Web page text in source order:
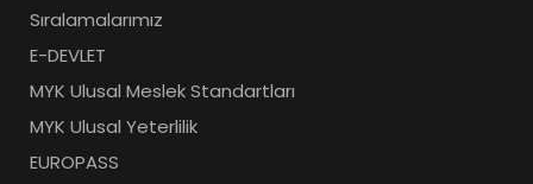
Sıralamalarımız
E-DEVLET
MYK Ulusal Meslek Standartları
MYK Ulusal Yeterlilik
EUROPASS